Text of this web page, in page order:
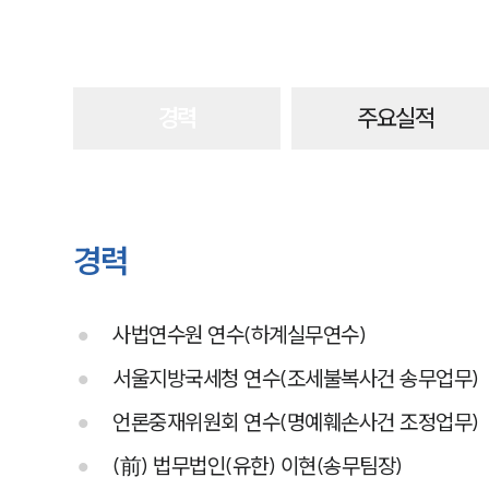
주요실적
경력
사법연수원 연수(하계실무연수)
서울지방국세청 연수(조세불복사건 송무업무)
언론중재위원회 연수(명예훼손사건 조정업무)
(前) 법무법인(유한) 이현(송무팀장)